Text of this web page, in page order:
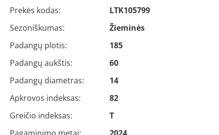
Prekės kodas:
LTK105799
Sezoniškumas:
Žieminės
Padangų plotis:
185
Padangų aukštis:
60
Padangų diametras:
14
Apkrovos indeksas:
82
Greičio indeksas:
T